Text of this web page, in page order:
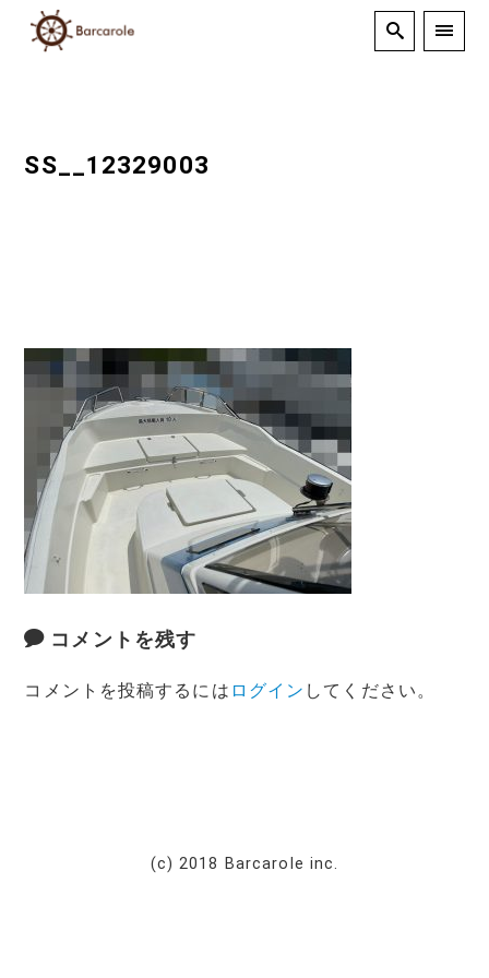
SS__12329003
コメントを残す
コメントを投稿するには ログイン してください。
(c) 2018 Barcarole inc.